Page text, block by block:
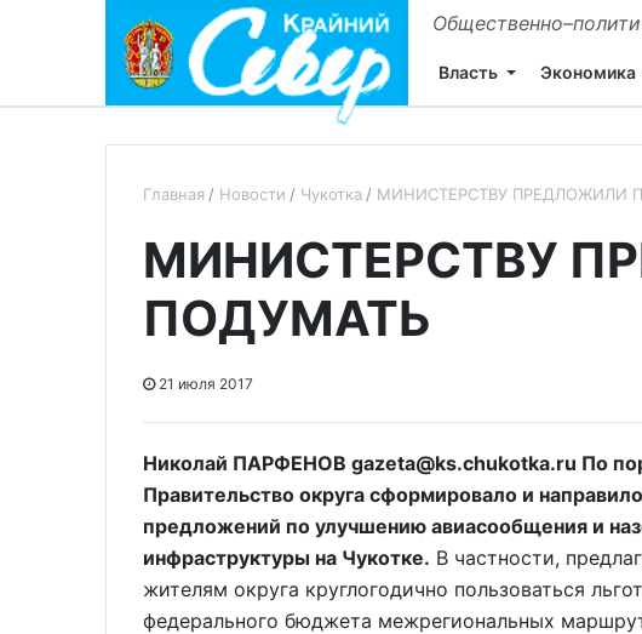
Власть Экономика
Главная Новости Чукотка МИНИСТЕРСТВУ ПРЕДЛОЖИЛИ
МИНИСТЕРСТВУ
ПОДУМАТЬ
21 июля 2017
Николай ПАРФЕНОВ gazeta@ks.chukotka.ru По
Правительство округа сформировало и
предложений по улучшению авиасообщения и
инфраструктуры на Чукотке. В частности,
жителям округа круглогодично пользоваться
федерального бюджета межрегиональных